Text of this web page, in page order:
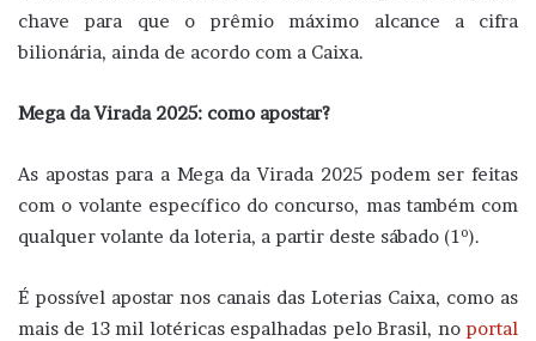
chave para que o prêmio máximo alcance a cifra
bilionária, ainda de acordo com a Caixa.
Mega da Virada 2025: como apostar?
As apostas para a Mega da Virada 2025 podem ser feitas
com o volante específico do concurso, mas também com
qualquer volante da loteria, a partir deste sábado (1º).
É possível apostar nos canais das Loterias Caixa, como as
mais de 13 mil lotéricas espalhadas pelo Brasil, no portal